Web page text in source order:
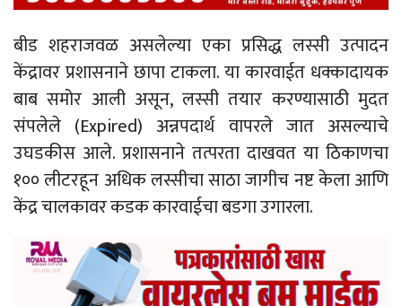
बीड शहराजवळ असलेल्या एका प्रसिद्ध लस्सी उत्पादन
केंद्रावर प्रशासनाने छापा टाकला. या कारवाईत धक्कादायक
बाब समोर आली असून, लस्सी तयार करण्यासाठी मुदत
संपलेले (Expired) अन्नपदार्थ वापरले जात असल्याचे
उघडकीस आले. प्रशासनाने तत्परता दाखवत या ठिकाणचा
१०० लीटरहून अधिक लस्सीचा साठा जागीच नष्ट केला आणि
केंद्र चालकावर कडक कारवाईचा बडगा उगारला.